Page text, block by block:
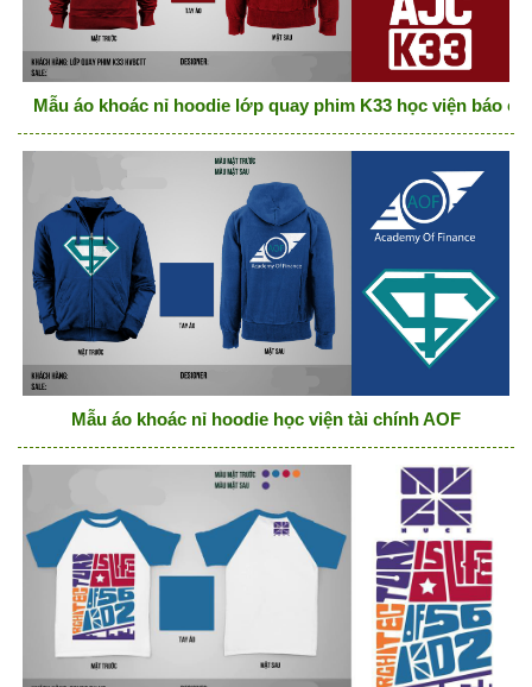
Mẫu áo khoác nỉ hoodie lớp quay phim K33 học viện báo
Mẫu áo khoác nỉ hoodie học viện tài chính AOF